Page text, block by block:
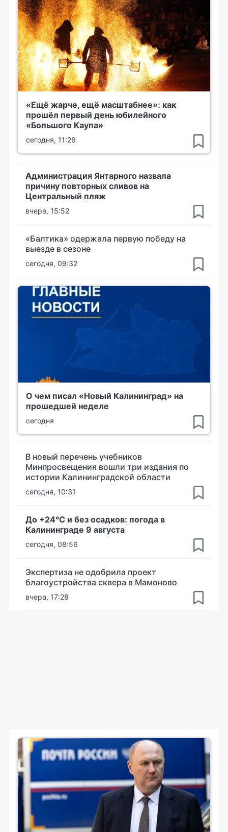
«Ещё жарче, ещё масштабнее»: как
прошёл первый день юбилейного
«Большого Каупа»
сегодня, 11:26
Администрация Янтарного назвала
причину повторных сливов на
Центральный пляж
вчера, 15:52
«Балтика» одержала первую победу на
выезде в сезоне
сегодня, 09:32
О чем писал «Новый Калининград» на
прошедшей неделе
сегодня
В новый перечень учебников
Минпросвещения вошли три издания по
истории Калининградской области
сегодня, 10:31
До +24°С и без осадков: погода в
Калининграде 9 августа
сегодня, 08:56
Экспертиза не одобрила проект
благоустройства сквера в Мамоново
вчера, 17:28